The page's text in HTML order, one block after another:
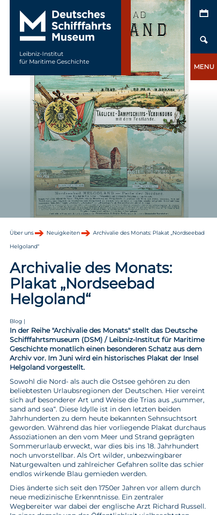
Leibniz-Institut
für Maritime Geschichte
MENU
Über uns Neuigkeiten Archivalie des Monats: Plakat „Nordseebad
Helgoland“
Archivalie des Monats:
Plakat „Nordseebad
Helgoland“
Blog |
In der Reihe "Archivalie des Monats" stellt das Deutsche
Schifffahrtsmuseum (DSM) / Leibniz-Institut für Maritime
Geschichte monatlich einen besonderen Schatz aus dem
Archiv vor. Im Juni wird ein historisches Plakat der Insel
Helgoland vorgestellt.
Sowohl die Nord- als auch die Ostsee gehören zu den
beliebtesten Urlaubsregionen der Deutschen. Hier vereint
sich auf besonderer Art und Weise die Trias aus „summer,
sand and sea“. Diese Idylle ist in den letzten beiden
Jahrhunderten zu dem heute bekannten Sehnsuchtsort
geworden. Während das hier vorliegende Plakat durchaus
Assoziationen an den vom Meer und Strand geprägten
Sommerurlaub erweckt, war dies bis ins 18. Jahrhundert
noch unvorstellbar. Als Ort wilder, unbezwingbarer
Naturgewalten und zahlreicher Gefahren sollte das schier
endlos wirkende Blau gemieden werden.
Dies änderte sich seit den 1750er Jahren vor allem durch
neue medizinische Erkenntnisse. Ein zentraler
Wegbereiter war dabei der englische Arzt Richard Russell.